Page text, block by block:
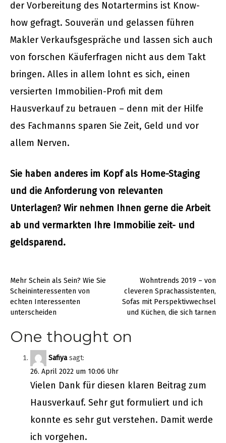
der Vorbereitung des Notartermins ist Know-
how gefragt. Souverän und gelassen führen
Makler Verkaufsgespräche und lassen sich auch
von forschen Käuferfragen nicht aus dem Takt
bringen. Alles in allem lohnt es sich, einen
versierten Immobilien-Profi mit dem
Hausverkauf zu betrauen – denn mit der Hilfe
des Fachmanns sparen Sie Zeit, Geld und vor
allem Nerven.
Sie haben anderes im Kopf als Home-Staging
und die Anforderung von relevanten
Unterlagen? Wir nehmen Ihnen gerne die Arbeit
ab und vermarkten Ihre Immobilie zeit- und
geldsparend.
Beitragsnavigation
Mehr Schein als Sein? Wie Sie
Scheininteressenten von
echten Interessenten
unterscheiden
Wohntrends 2019 – von
cleveren Sprachassistenten,
Sofas mit Perspektivwechsel
und Küchen, die sich tarnen
One thought on
Safiya sagt:
26. April 2022 um 10:06 Uhr
Vielen Dank für diesen klaren Beitrag zum
Hausverkauf. Sehr gut formuliert und ich
konnte es sehr gut verstehen. Damit werde
ich vorgehen.